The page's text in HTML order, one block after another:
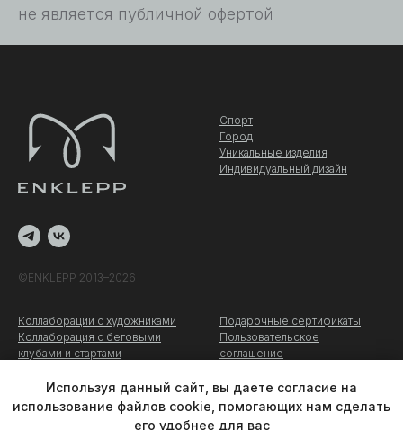
Используя данный сайт, вы даете согласие на
использование файлов cookie, помогающих нам сделать
его удобнее для вас
не является публичной офертой
©ENKLEPP 2013–2026
Спорт
Город
Уникальные изделия
Индивидуальный дизайн
Коллаборации с художниками
Коллаборация c беговыми
клубами и стартами
Подарочные сертификаты
Пользовательское
соглашение
О компании